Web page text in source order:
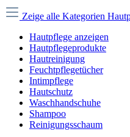
Zeige alle Kategorien
Hautpflege anzeigen
Hautpflegeprodukte
Hautreinigung
Feuchtpflegetücher
Intimpflege
Hautschutz
Waschhandschuhe
Shampoo
Reinigungsschaum